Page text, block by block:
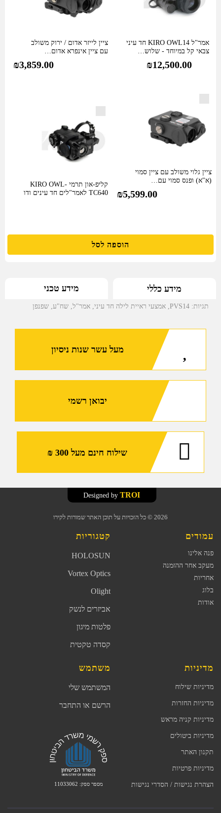
אמר"ל KIRO OWL14 חד עיני
צבאי קל במיוחד - שלוש…
₪12,500.00
ציין לייזר אדום / ירוק משולב
עם ציין אינפרא אדום…
₪3,859.00
ציין גלוי משולב עם ציין סמוי
(א"א) ופנס סמוי עם…
₪5,599.00
קליפ-און תרמי KIRO OWL-
TC640 לאמר"לים חד עינים ודו
הוספה לסל
מידע כללי מידע טכני
תגיות: PVS14 אמצעי ראיית לילה חד עיני אמר"ל שח"ע שפנפן
מעל עשר שנות ניסיון
יבואן רשמי
שילוח חינם מעל 300 ₪
2026 © כל הזכויות על תוכן האתר שמורות לקירו
TROI
עמודים
פנה אלינו
מעקב אחר ההזמנה
אחריות
בלוג
אודות
קטגוריות
HOLOSUN
Vortex Optics
Olight
אביזרים לנשק
פלטות מיגון
קסדה טקטית
מדיניות
מדיניות שילוח
מדיניות החזרות
מדיניות קניה מראש
מדיניות ביטולים
תקנון האתר
מדיניות פרטיות
הצהרת נגישות / הסדרי נגישות
משתמש
המשתמש שלי
הרשם או התחבר
מספר ספק: 11033062